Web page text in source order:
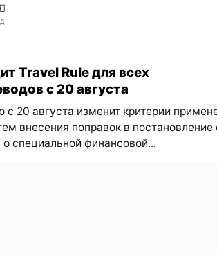
Travel Rule для всех
с 20 августа
с 20 августа изменит критерии
внесения поправок в постановление
о специальной финансовой...